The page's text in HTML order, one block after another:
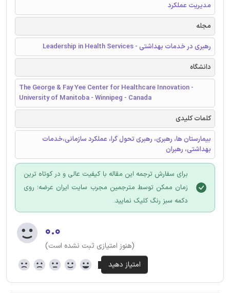
مدیریت عملکرد
مجله
رهبری در خدمات بهداشتی - Leadership in Health Services
دانشگاه
The George & Fay Yee Center for Healthcare Innovation -
University of Manitoba - Winnipeg - Canada
کلمات کلیدی
بیمارستان ها، رهبری، رهبری تحول گرا، عملکرد سازمانی،خدمات
بهداشتی، رهبران
برای سفارش ترجمه این مقاله با کیفیت عالی و در کوتاه ترین
زمان ممکن توسط مترجمین مجرب سایت ایران عرضه؛ روی
دکمه سبز رنگ کلیک نمایید.
۰.۰
(هنوز امتیازی ثبت نشده است)